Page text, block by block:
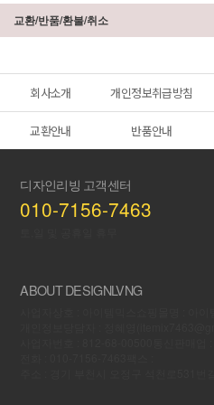
교환/반품/환불/취소
회사소개 개인정보취급방침
교환안내 반품안내
디자인리빙 고객센터
010-7156-7463
ABOUT DESIGNLVNG